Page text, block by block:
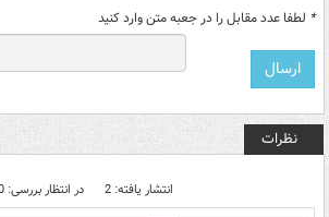
* لطفا عدد مقابل را در جعبه متن وارد کنید
نظرات
انتشار یافته: 2 در انتظار بررسی: 0